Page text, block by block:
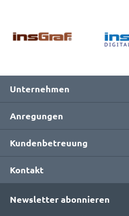
Unternehmen
Anregungen
Kundenbetreuung
Kontakt
Newsletter abonnieren